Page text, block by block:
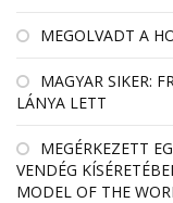
MEGOLVADT A
MAGYAR SIKER:
LÁNYA LETT
MEGÉRKEZETT
VENDÉG
MODEL OF THE